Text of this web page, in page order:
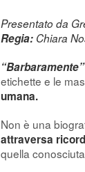
Presentato da
Regia: Chiara
“Barbaramente”
etichette e le
umana.
Non è una
attraversa
quella